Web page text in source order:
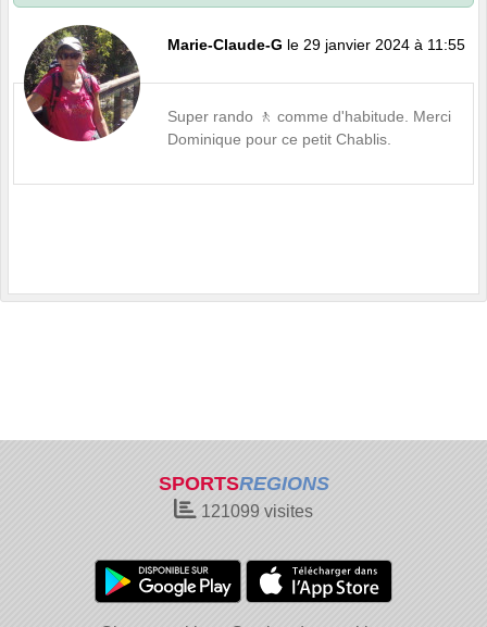
Marie-Claude-G le 29 janvier 2024 à 11:55
Super rando 🚶 comme d'habitude. Merci
Dominique pour ce petit Chablis.
SPORTSREGIONS
121099 visites